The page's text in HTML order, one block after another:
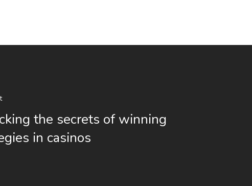
the secrets of winning
in casinos